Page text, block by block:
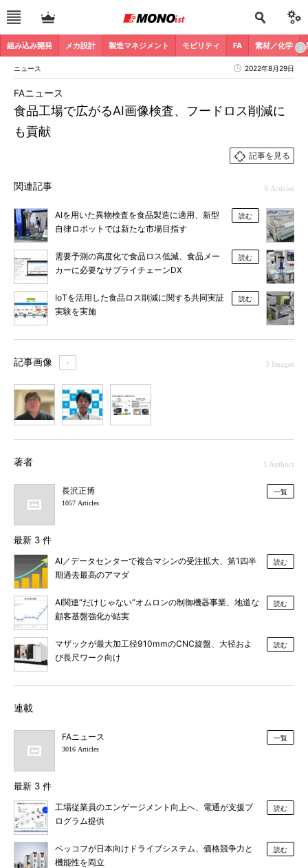
組み込み開発 メカ設計 製造マネジメント モビリティ FA 素材／化学
ニュース 2022年8月29日
食品工場で広がるAI画像検査、フードロス削減に
も貢献
FAニュース
記事を見る
関連記事 6 Articles
AIを用いた異物検査を食品製造に適用、新型
自律ロボットでは新たな市場目指す
読む
需要予測の高度化で食品ロス低減、食品メー
カーに必要なサプライチェーンDX
読む
IoTを活用した食品ロス削減に関する共同実証
実験を実施
読む
記事画像 ＋ 3 Images
著者 1 Authors
長沢正博
1057 Articles
一覧
最新 3 件
AI／データセンターで複合マシンの受注拡大、第1四半
期過去最高のアマダ
読む
AI関連“だけじゃない”オムロンの制御機器事業、地道な
顧客基盤強化が結実
読む
マザックが最大加工径910mmのCNC旋盤、大径およ
び長尺ワーク向け
読む
連載
FAニュース
3016 Articles
一覧
最新 3 件
工場従業員のエンゲージメント向上へ、電通が支援プ
ログラム提供
読む
ベッコフが日本向けドライブシステム、価格競争力と
機能性を両立
読む